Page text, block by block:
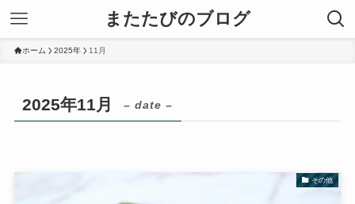
またたびのブログ
ホーム 2025年 11月
2025年11月 – date –
その他